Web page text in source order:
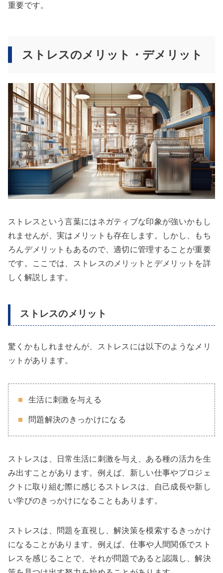
重要です。
ストレスのメリット・デメリット
ストレスという言葉にはネガティブな印象が強いかもし
れませんが、実はメリットも存在します。しかし、もち
ろんデメリットもあるので、適切に管理することが重要
です。ここでは、ストレスのメリットとデメリットを詳
しく解説します。
ストレスのメリット
驚くかもしれませんが、ストレスには以下のようなメリ
ットがあります。
生活に刺激を与える
問題解決のきっかけになる
ストレスは、日常生活に刺激を与え、ある種の活力を生
み出すことがあります。例えば、新しい仕事やプロジェ
クトに取り組む際に感じるストレスは、自己成長や新し
い学びのきっかけになることもあります。
ストレスは、問題を直視し、解決策を模索するきっかけ
になることがあります。例えば、仕事や人間関係でスト
レスを感じることで、それが問題であると認識し、解決